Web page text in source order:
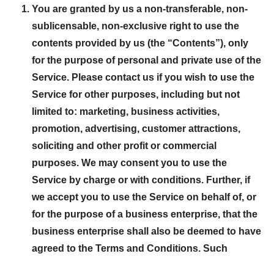
You are granted by us a non-transferable, non-
sublicensable, non-exclusive right to use the
contents provided by us (the “Contents”), only
for the purpose of personal and private use of the
Service. Please contact us if you wish to use the
Service for other purposes, including but not
limited to: marketing, business activities,
promotion, advertising, customer attractions,
soliciting and other profit or commercial
purposes. We may consent you to use the
Service by charge or with conditions. Further, if
we accept you to use the Service on behalf of, or
for the purpose of a business enterprise, that the
business enterprise shall also be deemed to have
agreed to the Terms and Conditions. Such